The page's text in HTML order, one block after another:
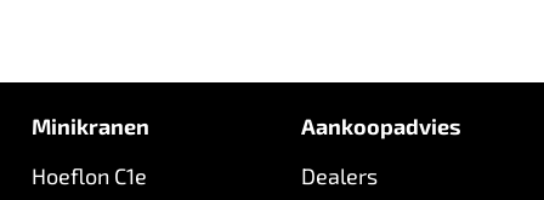
Minikranen
Hoeflon C1e
Aankoopadvies
Dealers